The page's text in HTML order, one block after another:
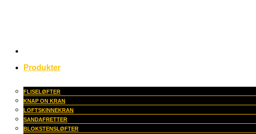
Produkter
FLISELØFTER
KNAP ON KRAN
LOFTSKINNEKRAN
SANDAFRETTER
BLOKSTENSLØFTER